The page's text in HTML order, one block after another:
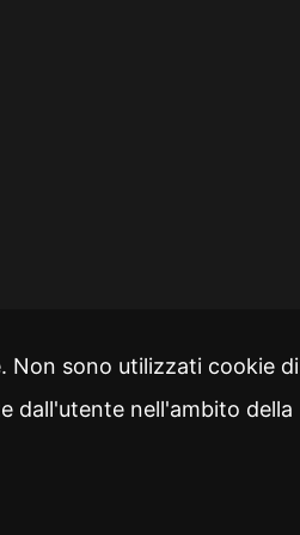
Non sono utilizzati cookie di
dall'utente nell'ambito della